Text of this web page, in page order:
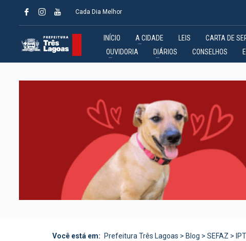
Cada Dia Melhor
INÍCIO A CIDADE LEIS CARTA DE
OUVIDORIA
DIÁRIOS CONSELHOS
Você está em: Prefeitura Três Lagoas > Blog > SEFAZ >